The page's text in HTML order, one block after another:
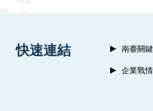
快速連結 南臺關
企業戰